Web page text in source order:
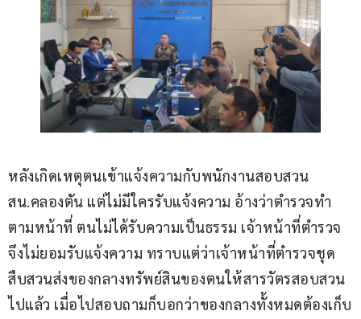
หลังเกิดเหตุตนเข้าแจ้งความกับพนักงานสอบสวน
สน.คลองตัน แต่ไม่มีใครรับแจ้งความ อ้างว่าตำรวจทำ
ตามหน้าที่ ตนไม่ได้รับความเป็นธรรม เจ้าหน้าที่ตำรวจ
จึงไม่ยอมรับแจ้งความ ทราบแต่ว่าเจ้าหน้าที่ตำรวจชุด
สืบสวนส่งของกลางทรัพย์สินของตนให้สารวัตรสอบสวน
ไปแล้ว เมื่อไปสอบถามก็บอกว่าของกลางทั้งหมดต้องเก็บ